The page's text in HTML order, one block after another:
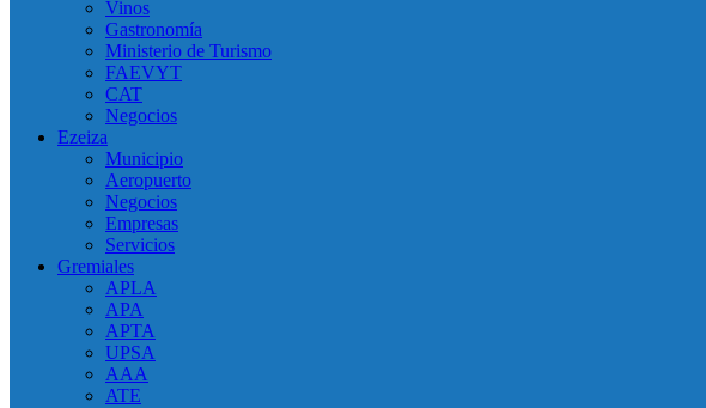
Vinos
Gastronomía
Ministerio de Turismo
FAEVYT
CAT
Negocios
Ezeiza
Municipio
Aeropuerto
Negocios
Empresas
Servicios
Gremiales
APLA
APA
APTA
UPSA
AAA
ATE